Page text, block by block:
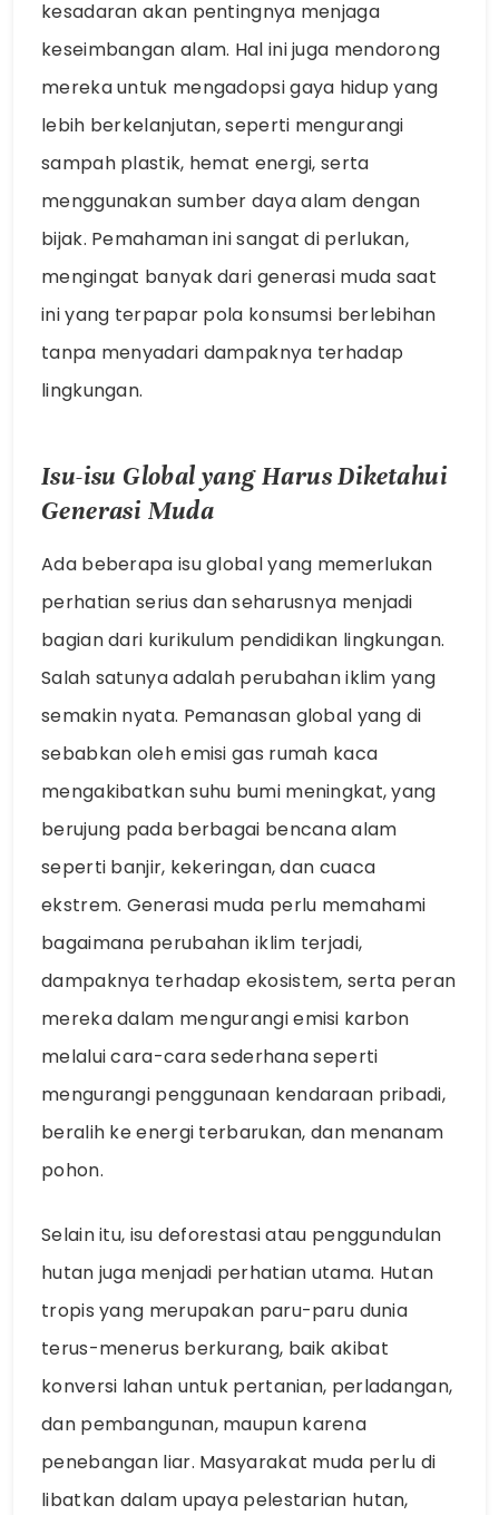
kesadaran akan pentingnya menjaga
keseimbangan alam. Hal ini juga mendorong
mereka untuk mengadopsi gaya hidup yang
lebih berkelanjutan, seperti mengurangi
sampah plastik, hemat energi, serta
menggunakan sumber daya alam dengan
bijak. Pemahaman ini sangat di perlukan,
mengingat banyak dari generasi muda saat
ini yang terpapar pola konsumsi berlebihan
tanpa menyadari dampaknya terhadap
lingkungan.
Isu-isu Global yang Harus Diketahui
Generasi Muda
Ada beberapa isu global yang memerlukan
perhatian serius dan seharusnya menjadi
bagian dari kurikulum pendidikan lingkungan.
Salah satunya adalah perubahan iklim yang
semakin nyata. Pemanasan global yang di
sebabkan oleh emisi gas rumah kaca
mengakibatkan suhu bumi meningkat, yang
berujung pada berbagai bencana alam
seperti banjir, kekeringan, dan cuaca
ekstrem. Generasi muda perlu memahami
bagaimana perubahan iklim terjadi,
dampaknya terhadap ekosistem, serta peran
mereka dalam mengurangi emisi karbon
melalui cara-cara sederhana seperti
mengurangi penggunaan kendaraan pribadi,
beralih ke energi terbarukan, dan menanam
pohon.
Selain itu, isu deforestasi atau penggundulan
hutan juga menjadi perhatian utama. Hutan
tropis yang merupakan paru-paru dunia
terus-menerus berkurang, baik akibat
konversi lahan untuk pertanian, perladangan,
dan pembangunan, maupun karena
penebangan liar. Masyarakat muda perlu di
libatkan dalam upaya pelestarian hutan,